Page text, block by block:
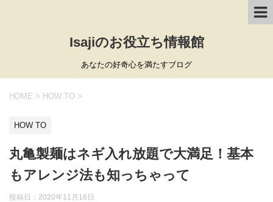
Isajiのお役立ち情報館
あなたの好奇心を満たすブログ
HOME > HOW TO >
HOW TO
丸亀製麺はネギ入れ放題で大満足！基本
もアレンジ法も知っちゃって
投稿日： 2020年11月16日